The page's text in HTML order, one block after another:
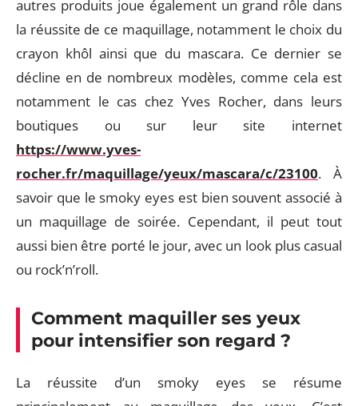
autres produits joue également un grand rôle dans
la réussite de ce maquillage, notamment le choix du
crayon khôl ainsi que du mascara. Ce dernier se
décline en de nombreux modèles, comme cela est
notamment le cas chez Yves Rocher, dans leurs
boutiques ou sur leur site internet
https://www.yves-
rocher.fr/maquillage/yeux/mascara/c/23100. À
savoir que le smoky eyes est bien souvent associé à
un maquillage de soirée. Cependant, il peut tout
aussi bien être porté le jour, avec un look plus casual
ou rock’n’roll.
Comment maquiller ses yeux
pour intensifier son regard ?
La réussite d’un smoky eyes se résume